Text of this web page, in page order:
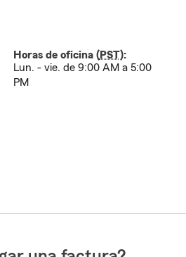
Horas de oficina (PST):
Lun. - vie. de 9:00 AM a 5:00
PM